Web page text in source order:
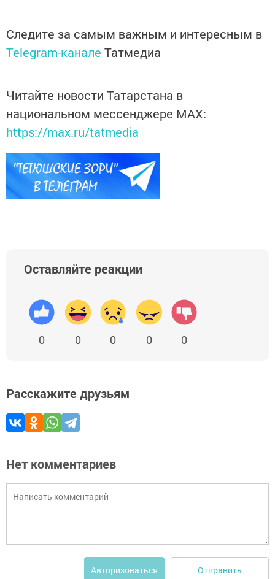
Следите за самым важным и интересным в
Telegram-канале Татмедиа
Читайте новости Татарстана в
национальном мессенджере MАХ:
https://max.ru/tatmedia
Оставляйте реакции
0 0 0 0 0
Расскажите друзьям
Нет комментариев
Авторизоваться Отправить